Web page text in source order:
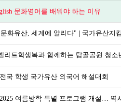
문화영어를 배워야 하는 이유
화유산, 세계에 알리다" | 국가유산지
리트학생복과 함께하는 탑골공원 청소
국 학생 국가유산 외국어 해설대회
여름방학 특별 프로그램 개설… 역